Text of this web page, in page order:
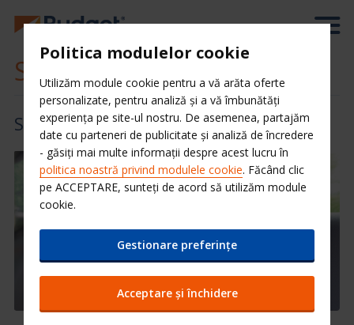
Scaune auto pentru copii
Siguranta copiilor este pe primul plan
Politica modulelor cookie
Utilizăm module cookie pentru a vă arăta oferte
personalizate, pentru analiză și a vă îmbunătăți
experiența pe site-ul nostru. De asemenea, partajăm
date cu parteneri de publicitate și analiză de încredere
- găsiți mai multe informații despre acest lucru în
politica noastră privind modulele cookie. Făcând clic
pe ACCEPTARE, sunteți de acord să utilizăm module
cookie.
Gestionare preferințe
Acceptare și închidere